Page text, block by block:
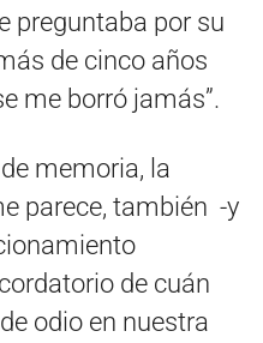
preguntaba por su
de cinco años
me borró jamás”.
memoria, la
parece, también -y
de cuán
odio en nuestra